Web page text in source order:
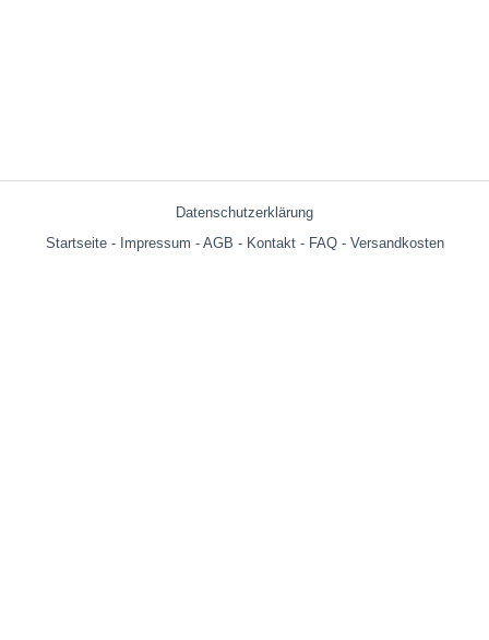
Datenschutzerklärung
Startseite- Impressum - AGB - Kontakt- FAQ- Versandkosten